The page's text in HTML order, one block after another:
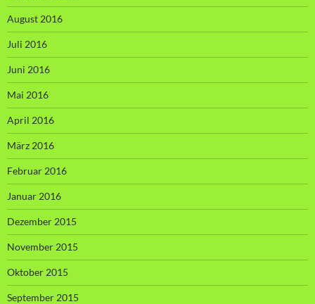
August 2016
Juli 2016
Juni 2016
Mai 2016
April 2016
März 2016
Februar 2016
Januar 2016
Dezember 2015
November 2015
Oktober 2015
September 2015